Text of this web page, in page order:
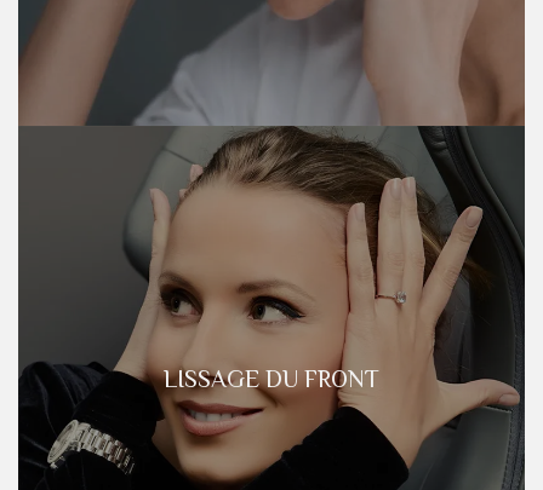
LISSAGE DU FRONT